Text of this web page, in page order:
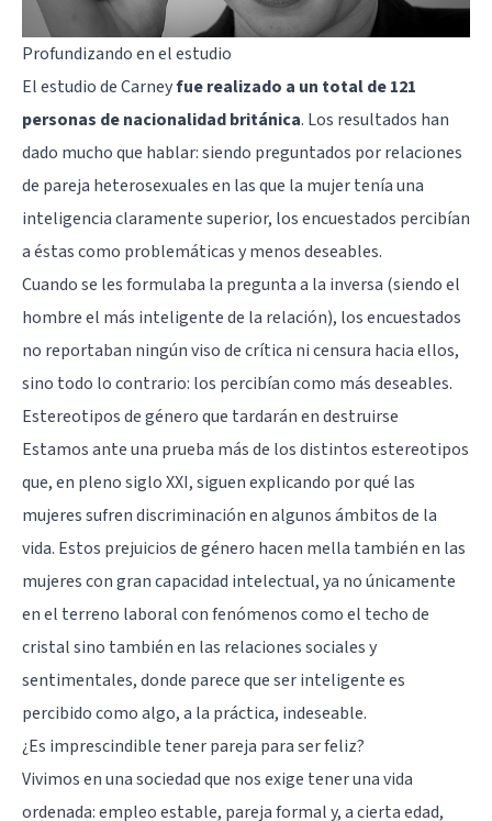
Profundizando en el estudio
El estudio de Carneyfue realizado a un total de 121
personas de nacionalidad británica. Los resultados han
dado mucho que hablar: siendo preguntados por relaciones
de pareja heterosexuales en las que la mujer tenía una
inteligenciaclaramente superior, los encuestados percibían
a éstas como problemáticas y menos deseables.
Cuando se les formulaba la pregunta a la inversa (siendo el
hombre el más inteligente de la relación), los encuestados
no reportaban ningún viso de crítica ni censura hacia ellos,
sino todo lo contrario: los percibían como más deseables.
Estereotipos de género que tardarán en destruirse
Estamos ante una prueba más de los distintos estereotipos
que, en pleno siglo XXI, siguen explicando por qué las
mujeres sufren discriminación en algunos ámbitos de la
vida. Estos prejuicios de género hacen mella también en las
mujeres con gran capacidad intelectual, ya no únicamente
en el terreno laboral con fenómenos como el techo de
cristalsino también en las relaciones sociales y
sentimentales, donde parece que ser inteligente es
percibido como algo, a la práctica, indeseable.
¿Es imprescindible tener pareja para ser feliz?
Vivimos en una sociedad que nos exige tener una vida
ordenada: empleo estable, pareja formal y, a cierta edad,